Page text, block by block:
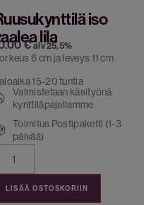
iso
lila
€ alv 25,5%
6 cm ja leveys 11 cm
15-20 tuntia
Valmistetaan käsityönä
kynttiläpajallamme
Toimitus Postipaketti (1-3
päivää)
LISÄÄ OSTOSKORIIN